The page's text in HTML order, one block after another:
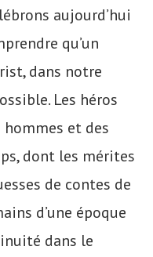
aujourd’hui
qu’un
dans notre
Les héros
et des
dont les mérites
de contes de
d’une époque
dans le